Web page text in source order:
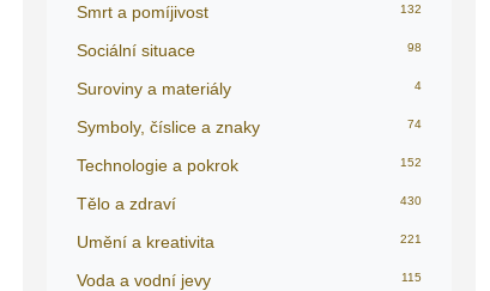
Smrt a pomíjivost 132
Sociální situace 98
Suroviny a materiály 4
Symboly, číslice a znaky 74
Technologie a pokrok 152
Tělo a zdraví 430
Umění a kreativita 221
Voda a vodní jevy 115